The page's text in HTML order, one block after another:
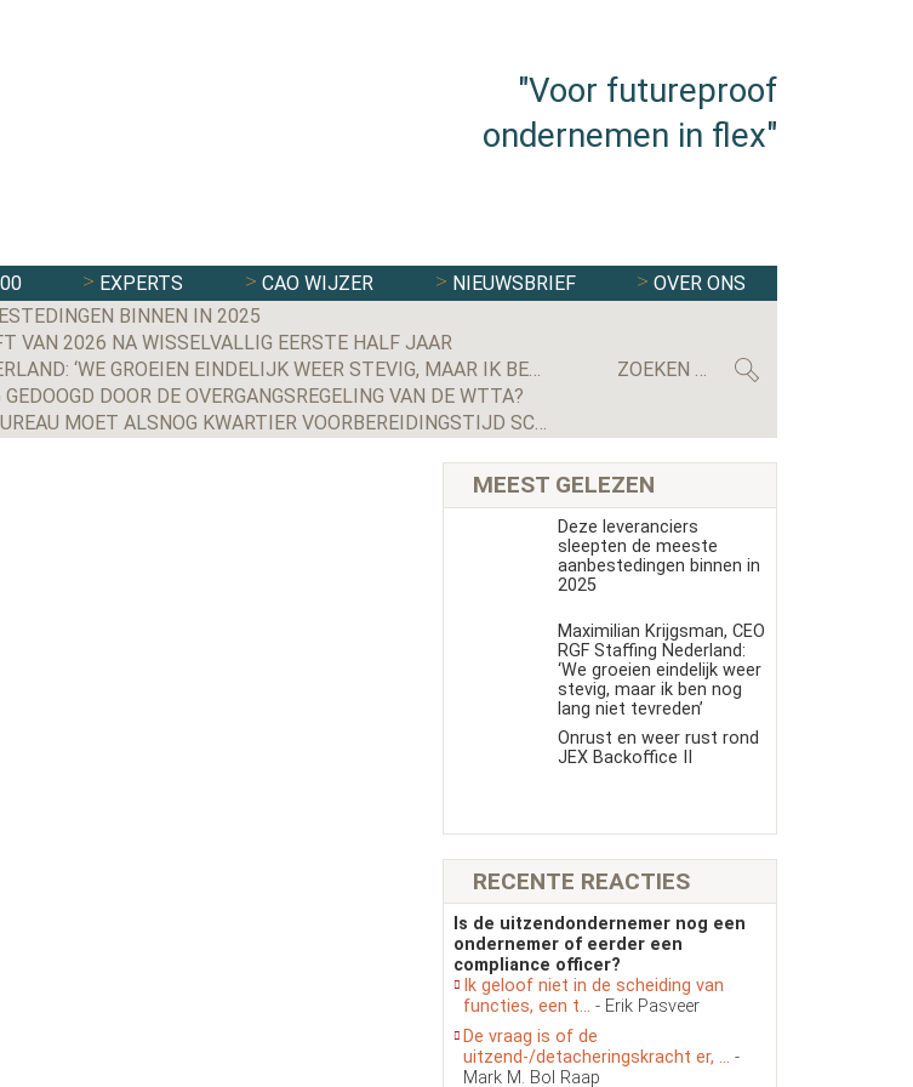
"Voor futureproof
ondernemen in flex"
EXPERTS CAO WIJZER NIEUWSBRIEF OVER ONS
BINNEN IN 2025
VAN 2026 NA WISSELVALLIG EERSTE HALF JAAR
MAXIMILIAN KRIJGSMAN, CEO RGF STAFFING NEDERLAND: ‘WE GROEIEN EINDELIJK WEER STEVIG, MAAR IK BEN NOG LANG NIET TEVREDEN’
DOOR DE OVERGANGSREGELING VAN DE WTTA?
GERECHTSHOF BEVESTIGT UITSPRAAK: UITZENDBUREAU MOET ALSNOG KWARTIER VOORBEREIDINGSTIJD SCHIPHOL-MEDEWERKER UITBETALEN
MEEST GELEZEN
Deze leveranciers
sleepten de meeste
aanbestedingen binnen in
2025
Maximilian Krijgsman, CEO
RGF Staffing Nederland:
‘We groeien eindelijk weer
stevig, maar ik ben nog
lang niet tevreden’
Onrust en weer rust rond
JEX Backoffice II
RECENTE REACTIES
Is de uitzendondernemer nog een
ondernemer of eerder een
compliance officer?
Ik geloof niet in de scheiding van
functies, een t... - Erik Pasveer
De vraag is of de
uitzend-/detacheringskracht er, ... -
Mark M. Bol Raap